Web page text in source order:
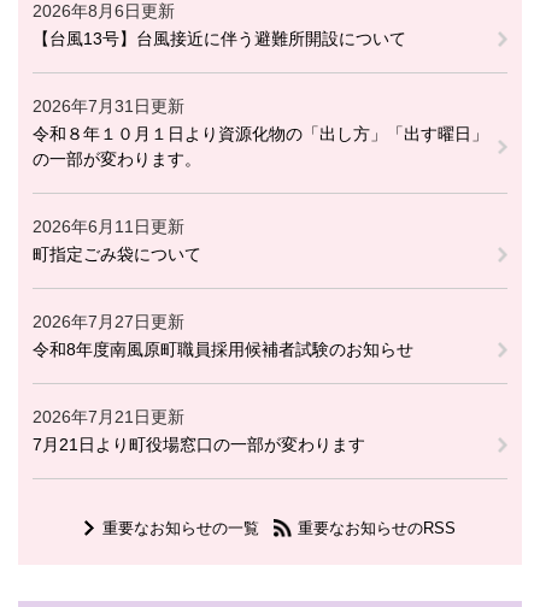
2026年8月6日更新
【台風13号】台風接近に伴う避難所開設について
2026年7月31日更新
令和８年１０月１日より資源化物の「出し方」「出す曜日」
の一部が変わります。
2026年6月11日更新
町指定ごみ袋について
2026年7月27日更新
令和8年度南風原町職員採用候補者試験のお知らせ
2026年7月21日更新
7月21日より町役場窓口の一部が変わります
重要なお知らせの一覧 重要なお知らせのRSS